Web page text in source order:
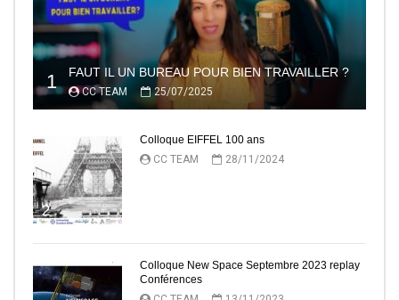
1 FAUT IL UN BUREAU POUR BIEN TRAVAILLER ?
CC TEAM 25/07/2025
2
Colloque EIFFEL 100 ans
CC TEAM
28/11/2024
Colloque New Space Septembre 2023 replay
Conférences